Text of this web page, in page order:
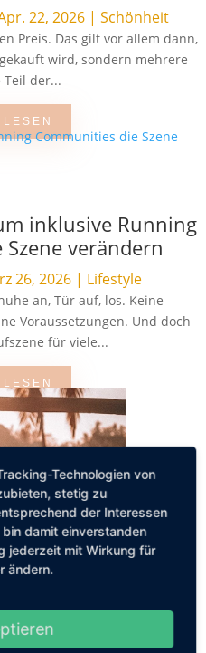
22, 2026 | Schönheit
Preis. Das gilt vor allem dann,
wird, sondern mehrere
Teil der...
inklusive Running
verändern
26, 2026 | Lifestyle
an, Tür auf, los. Keine
Voraussetzungen. Und doch
für viele...
Technologien von
stetig zu
der Interessen
damit einverstanden
jederzeit mit Wirkung für
ändern.